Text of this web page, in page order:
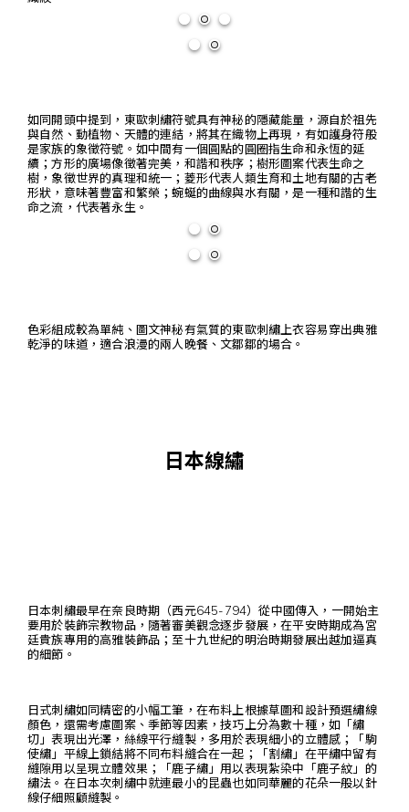
如同開頭中提到，東歐刺繡符號具有神秘的隱藏能量，源自於祖先
與自然、動植物、天體的連結，將其在織物上再現，有如護身符般
是家族的象徵符號。如中間有一個圓點的圓圈指生命和永恆的延
續；方形的廣場像徵著完美，和諧和秩序；樹形圖案代表生命之
樹，象徵世界的真理和統一；菱形代表人類生育和土地有關的古老
形狀，意味著豐富和繁榮；蜿蜒的曲線與水有關，是一種和諧的生
命之流，代表著永生。
色彩組成較為單純、圖文神秘有氣質的東歐刺繡上衣容易穿出典雅
乾淨的味道，適合浪漫的兩人晚餐、文鄒鄒的場合。
日本線繡
日本刺繡最早在奈良時期（西元645-794）從中國傳入，一開始主
要用於裝飾宗教物品，隨著審美觀念逐步發展，在平安時期成為宮
廷貴族專用的高雅裝飾品；至十九世紀的明治時期發展出越加逼真
的細節。
日式刺繡如同精密的小幅工筆，在布料上根據草圖和設計預選繡線
顏色，還需考慮圖案、季節等因素，技巧上分為數十種，如「繡
切」表現出光澤，絲線平行縫製，多用於表現細小的立體感；「駒
使繡」平線上鎖結將不同布料縫合在一起；「割繡」在平繡中留有
縫隙用以呈現立體效果；「鹿子繡」用以表現紮染中「鹿子紋」的
繡法。在日本次刺繡中就連最小的昆蟲也如同華麗的花朵一般以針
線仔細照顧縫製。